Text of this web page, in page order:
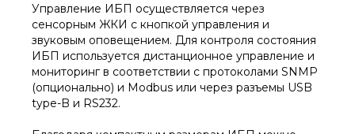
Управление ИБП осуществляется через
сенсорным ЖКИ с кнопкой управления и
звуковым оповещением. Для контроля состояния
ИБП используется дистанционное управление и
мониторинг в соответствии с протоколами SNMP
(опционально) и Modbus или через разъемы USB
type-B и RS232.